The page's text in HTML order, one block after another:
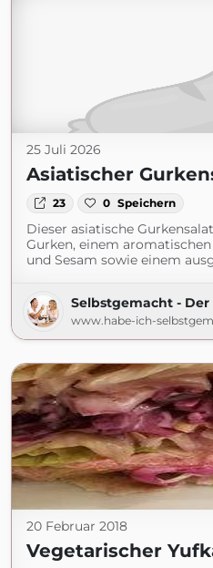
25 Juli 2026
Asiatischer
23 0 Speichern
Dieser asiatische
Gurken, einem
und Sesam sowie einem
Selbstgemacht - Der
www.habe-ich-
20 Februar 2018
Vegetarischer